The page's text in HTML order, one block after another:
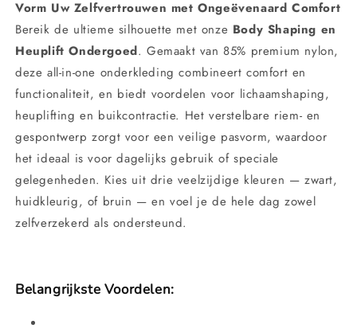
riem
riem
Vorm Uw Zelfvertrouwen met Ongeëvenaard Comfort
Bereik de ultieme silhouette met onze Body Shaping en
Heuplift Ondergoed. Gemaakt van 85% premium nylon,
deze all-in-one onderkleding combineert comfort en
functionaliteit, en biedt voordelen voor lichaamshaping,
heuplifting en buikcontractie. Het verstelbare riem- en
gespontwerp zorgt voor een veilige pasvorm, waardoor
het ideaal is voor dagelijks gebruik of speciale
gelegenheden. Kies uit drie veelzijdige kleuren — zwart,
huidkleurig, of bruin — en voel je de hele dag zowel
zelfverzekerd als ondersteund.
Belangrijkste Voordelen: